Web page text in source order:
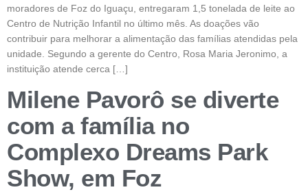
moradores de Foz do Iguaçu, entregaram 1,5 tonelada de leite ao
Centro de Nutrição Infantil no último mês. As doações vão
contribuir para melhorar a alimentação das famílias atendidas pela
unidade. Segundo a gerente do Centro, Rosa Maria Jeronimo, a
instituição atende cerca […]
Milene Pavorô se diverte
com a família no
Complexo Dreams Park
Show, em Foz